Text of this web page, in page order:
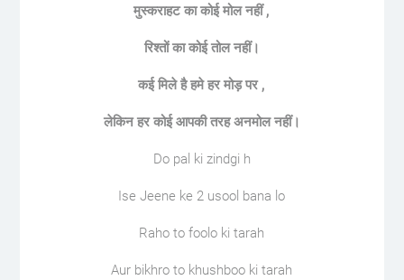
मुस्कराहट का कोई मोल नहीं ,
रिश्तों का कोई तोल नहीं।
कई मिले है हमे हर मोड़ पर ,
लेकिन हर कोई आपकी तरह अनमोल नहीं।
Do pal ki zindgi h
Ise Jeene ke 2 usool bana lo
Raho to foolo ki tarah
Aur bikhro to khushboo ki tarah